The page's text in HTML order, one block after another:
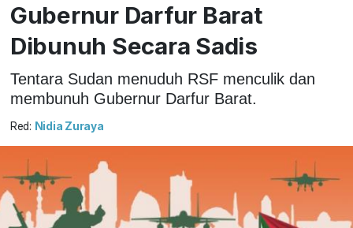
Gubernur Darfur Barat
Dibunuh Secara Sadis
Tentara Sudan menuduh RSF menculik dan
membunuh Gubernur Darfur Barat.
Red: Nidia Zuraya